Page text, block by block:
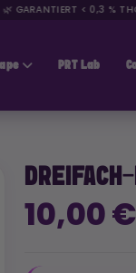
< 0,3 % THC
PRT Lab
10,00 €